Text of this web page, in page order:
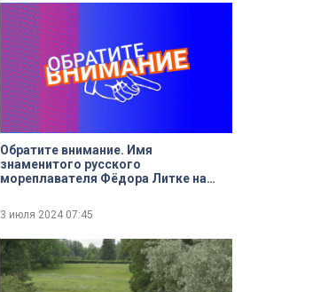
Обратите внимание. Имя
знаменитого русского
мореплавателя Фёдора Литке на
3 июля 2024 07:45